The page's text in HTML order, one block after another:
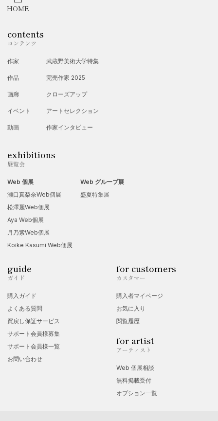
HOME
contents
コンテンツ
作家
作品
画廊
イベント
動画
武蔵野美術大学特集
完売作家 2025
クローズアップ
アートセレクション
作家インタビュー
exhibitions
展覧会
Web 個展
瀬口真梨奈Web個展
松澤麗Web個展
Aya Web個展
月乃紫Web個展
Koike Kasumi Web個展
Web グループ展
盛夏特集展
guide
ガイド
購入ガイド
よくある質問
買戻し保証サービス
サポート会員様募集
サポート会員様一覧
お問い合わせ
for customers
カスタマー
購入者マイページ
お気に入り
閲覧履歴
for artist
アーティスト
Web 個展相談
無料掲載受付
オプション一覧